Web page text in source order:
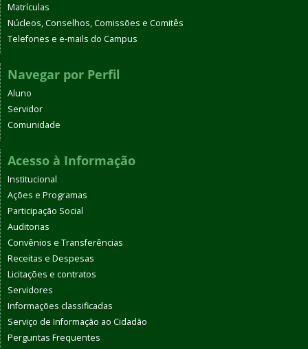
Matrículas
Núcleos, Conselhos, Comissões e Comitês
Telefones e e-mails do Campus
Navegar por Perfil
Aluno
Servidor
Comunidade
Acesso à Informação
Institucional
Ações e Programas
Participação Social
Auditorias
Convênios e Transferências
Receitas e Despesas
Licitações e contratos
Servidores
Informações classificadas
Serviço de Informação ao Cidadão
Perguntas Frequentes